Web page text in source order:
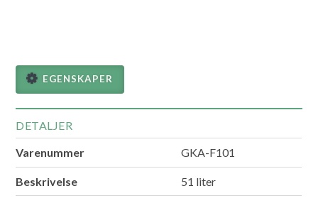
EGENSKAPER
DETALJER
Varenummer
GKA-F101
Beskrivelse 51 liter